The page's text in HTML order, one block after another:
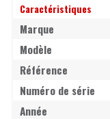
Caractéristiques
Marque
Modèle
Référence
Numéro de série
Année